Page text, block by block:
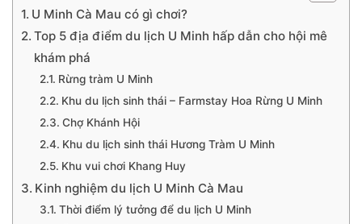
U Minh Cà Mau có gì chơi?
Top 5 địa điểm du lịch U Minh hấp dẫn cho hội mê
khám phá
Rừng tràm U Minh
Khu du lịch sinh thái – Farmstay Hoa Rừng U Minh
Chợ Khánh Hội
Khu du lịch sinh thái Hương Tràm U Minh
Khu vui chơi Khang Huy
Kinh nghiệm du lịch U Minh Cà Mau
Thời điểm lý tưởng để du lịch U Minh